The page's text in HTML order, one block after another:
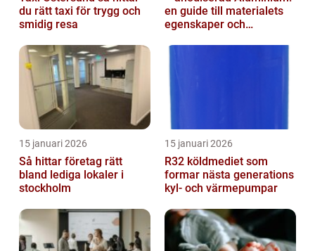
du rätt taxi för trygg och
smidig resa
en guide till materialets
egenskaper och
15 januari 2026
Så hittar företag rätt
bland lediga lokaler i
stockholm
15 januari 2026
R32 köldmediet som
formar nästa generations
kyl- och värmepumpar